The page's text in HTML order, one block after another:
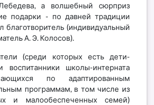
а волшебный сюрприз
подарки - по давней традиции
благотворитель (индивидуальный
А. Э. Колосов).
(среди которых есть дети-
воспитанники школы-интерната
по адаптированным
программам, в том числе из
и малообеспеченных семей)